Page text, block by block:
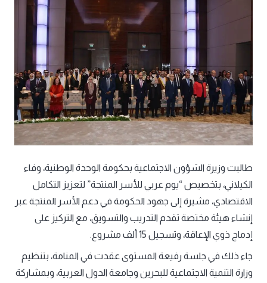
طالبت وزيرة الشؤون الاجتماعية بحكومة الوحدة الوطنية، وفاء
الكيلاني، بتخصيص “يوم عربي للأسر المنتجة” لتعزيز التكامل
الاقتصادي، مشيرة إلى جهود الحكومة في دعم الأسر المنتجة عبر
إنشاء هيئة مختصة تقدم التدريب والتسويق، مع التركيز على
إدماج ذوي الإعاقة، وتسجيل 15 ألف مشروع.
جاء ذلك في جلسة رفيعة المستوى عقدت في المنامة، بتنظيم
وزارة التنمية الاجتماعية للبحرين وجامعة الدول العربية، وبمشاركة